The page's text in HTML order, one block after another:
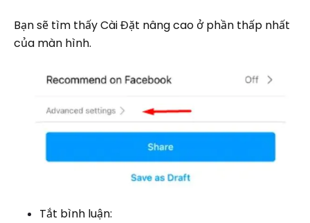
Bạn sẽ tìm thấy Cài Đặt nâng cao ở phần thấp nhất
của màn hình.
Tắt bình luận: